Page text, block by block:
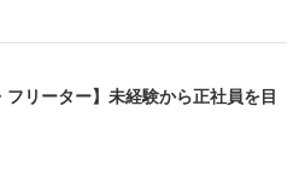
障害を抱える人にとっては
になるので絶対しないで」と説
必要」とした上で、「でもあ
フリーター】未経験から正社員を目